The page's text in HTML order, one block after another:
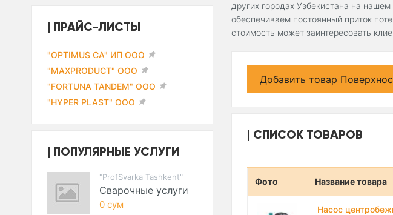
других городах Узбекистана на
обеспечиваем постоянный приток
стоимость может заинтересовать
Добавить товар
СПИСОК ТОВАРОВ
Фото Название товара
Насос
ПРАЙС-ЛИСТЫ
"OPTIMUS CA" ИП ООО
"MAXPRODUCT" ООО
"FORTUNA TANDEM" ООО
"HYPER PLAST" ООО
ПОПУЛЯРНЫЕ УСЛУГИ
"ProfSvarka Tashkent"
Сварочные услуги
0 сум